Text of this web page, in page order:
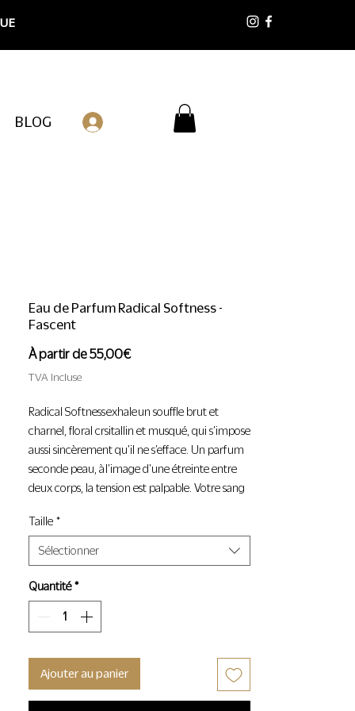
BLOG
Eau de Parfum Radical Softness -
Fascent
À partir de55,00€Prix
TVA Incluse
Radical Softness exhale un souffle brut et
charnel, floral crsitallin et musqué, qui s’impose
aussi sincèrement qu’il ne s’efface. Un parfum
seconde peau, à l’image d’une étreinte entre
deux corps, la tension est palpable. Votre sang
le fil du rasoir et l’alchimie s’apprête à opérer.
Les parfums Fascent sont à porter seuls ou en
combinaison avec d'autres parfums de la
marque.
Recharges 3 x 20ml
Taille *
Sélectionner
Quantité *
Ajouter au panier